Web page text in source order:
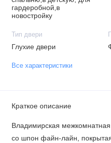
гардеробной,в
новостройку
Тип двери
Глухие двери
Все характеристики
Краткое описание
Владимирская
со шпон файн-лайн,